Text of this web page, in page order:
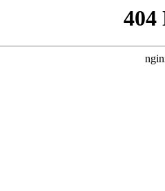
404